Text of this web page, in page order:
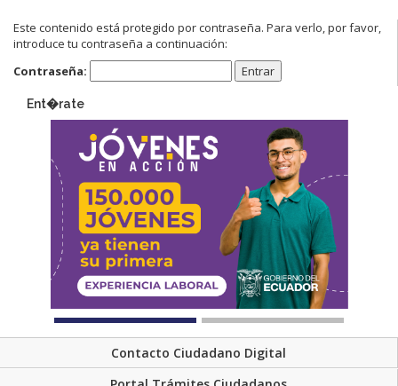
Este contenido está protegido por contraseña. Para verlo, por favor,
introduce tu contraseña a continuación:
Contraseña:
Ent�rate
Contacto Ciudadano Digital